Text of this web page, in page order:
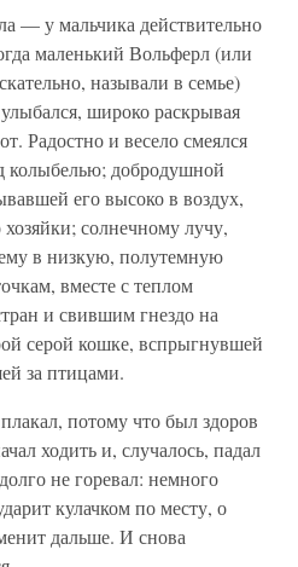
— у мальчика действительно
маленький Вольферл (или
называли в семье)
широко раскрывая
Радостно и весело смеялся
колыбелью; добродушной
его высоко в воздух,
солнечному лучу,
в низкую, полутемную
вместе с теплом
и свившим гнездо на
серой кошке, вспрыгнувшей
за птицами.
потому что был здоров
ходить и, случалось, падал
не горевал: немного
кулачком по месту, о
дальше. И снова